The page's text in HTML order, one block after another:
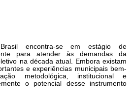
encontra-se em estágio de
para atender às demandas da
na década atual. Embora existam
e experiências municipais bem-
metodológica, institucional e
o potencial desse instrumento